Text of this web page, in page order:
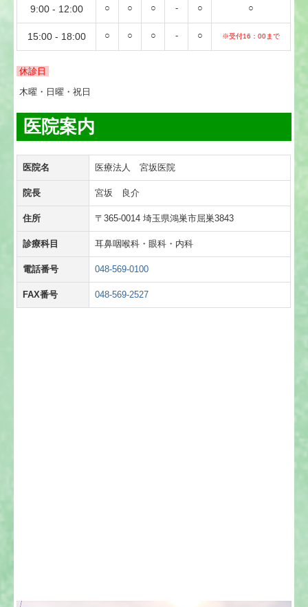
9:00 - 12:00 ○ ○ ○ - ○ ○
15:00- 18:00 ○ ○ ○ - ○ ※受付16：00まで
休診日
木曜・日曜・祝日
医院案内
医院名 医療法人 宮坂医院
院長 宮坂 良介
住所 〒365-0014 埼玉県鴻巣市屈巣3843
診療科目 耳鼻咽喉科・眼科・内科
電話番号 048-569-0100
FAX番号 048-569-2527